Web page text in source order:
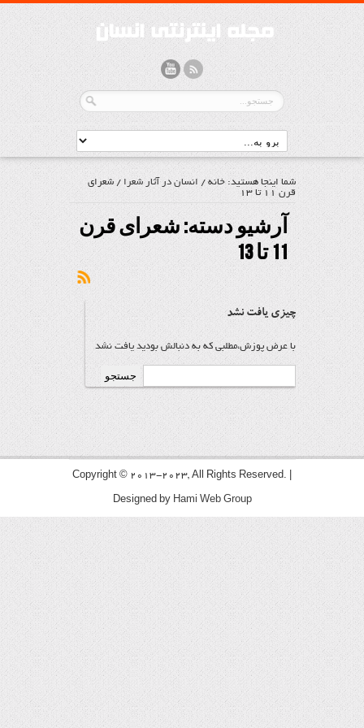
شما اینجا هستید:خانه/ انسان در آثار شعرا /شعرای
قرن 11 تا 13
آرشیو دسته:شعرای قرن
11 تا 13
چیزی یافت نشد
با عرض پوزش،مطلبی که به دنبالش بودید یافت نشد
برای:
Copyright © 2013-2023, All Rights Reserved. |
Designed by Hami Web Group